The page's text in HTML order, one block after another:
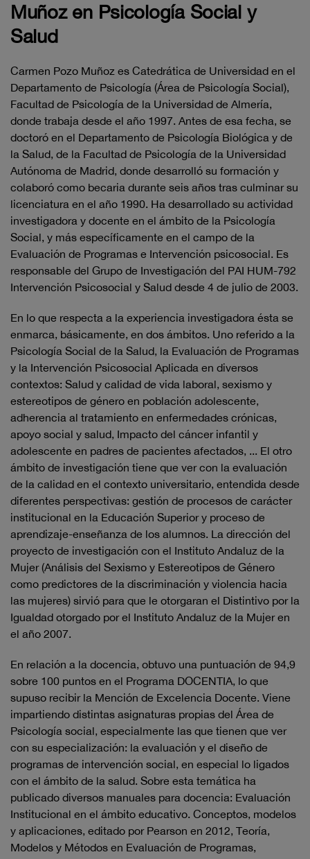
Muñoz en Psicología Social y
Salud
Carmen Pozo Muñoz es Catedrática de Universidad en el
Departamento de Psicología (Área de Psicología Social),
Facultad de Psicología de la Universidad de Almería,
donde trabaja desde el año 1997. Antes de esa fecha, se
doctoró en el Departamento de Psicología Biológica y de
la Salud, de la Facultad de Psicología de la Universidad
Autónoma de Madrid, donde desarrolló su formación y
colaboró como becaria durante seis años tras culminar su
licenciatura en el año 1990. Ha desarrollado su actividad
investigadora y docente en el ámbito de la Psicología
Social, y más específicamente en el campo de la
Evaluación de Programas e Intervención psicosocial. Es
responsable del Grupo de Investigación del PAI HUM-792
Intervención Psicosocial y Salud desde 4 de julio de 2003.
En lo que respecta a la experiencia investigadora ésta se
enmarca, básicamente, en dos ámbitos. Uno referido a la
Psicología Social de la Salud, la Evaluación de Programas
y la Intervención Psicosocial Aplicada en diversos
contextos: Salud y calidad de vida laboral, sexismo y
estereotipos de género en población adolescente,
adherencia al tratamiento en enfermedades crónicas,
apoyo social y salud, Impacto del cáncer infantil y
adolescente en padres de pacientes afectados, ... El otro
ámbito de investigación tiene que ver con la evaluación
de la calidad en el contexto universitario, entendida desde
diferentes perspectivas: gestión de procesos de carácter
institucional en la Educación Superior y proceso de
aprendizaje-enseñanza de los alumnos. La dirección del
proyecto de investigación con el Instituto Andaluz de la
Mujer (Análisis del Sexismo y Estereotipos de Género
como predictores de la discriminación y violencia hacia
las mujeres) sirvió para que le otorgaran el Distintivo por la
Igualdad otorgado por el Instituto Andaluz de la Mujer en
el año 2007.
En relación a la docencia, obtuvo una puntuación de 94,9
sobre 100 puntos en el Programa DOCENTIA, lo que
supuso recibir la Mención de Excelencia Docente. Viene
impartiendo distintas asignaturas propias del Área de
Psicología social, especialmente las que tienen que ver
con su especialización: la evaluación y el diseño de
programas de intervención social, en especial lo ligados
con el ámbito de la salud. Sobre esta temática ha
publicado diversos manuales para docencia: Evaluación
Institucional en el ámbito educativo. Conceptos, modelos
y aplicaciones, editado por Pearson en 2012, Teoría,
Modelos y Métodos en Evaluación de Programas,